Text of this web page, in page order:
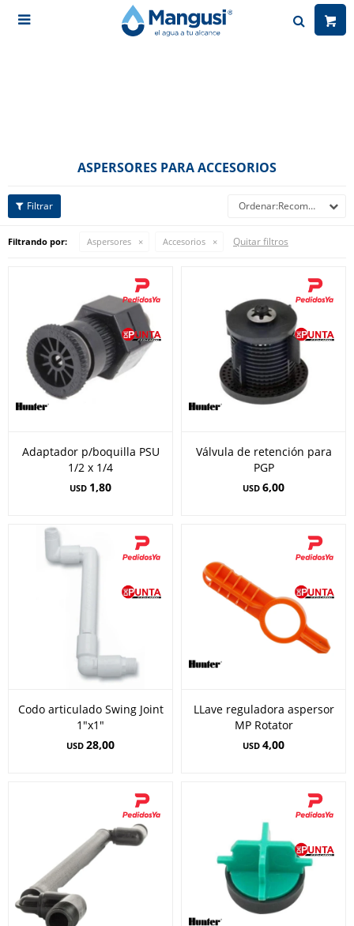

ASPERSORES PARA ACCESORIOS
Recomendados
Filtrando por: Aspersores Accesorios Quitar filtros
Adaptador p/boquilla PSU
1/2 x 1/4
USD 1,80
Válvula de retención para
PGP
USD 6,00
Codo articulado Swing Joint
1"x1"
USD 28,00
LLave reguladora aspersor
MP Rotator
USD 4,00